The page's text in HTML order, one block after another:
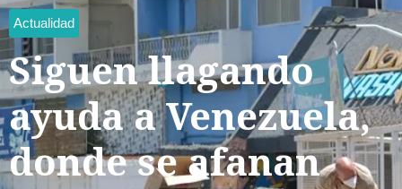
Actualidad
Siguen llagando
ayuda a Venezuela,
donde se afanan